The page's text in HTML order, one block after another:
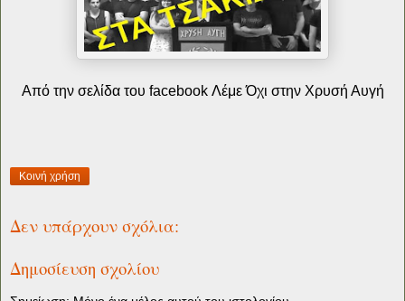
Από την σελίδα του facebook Λέμε Όχι στην Χρυσή Αυγή
Κοινή χρήση
Δεν υπάρχουν σχόλια:
Δημοσίευση σχολίου